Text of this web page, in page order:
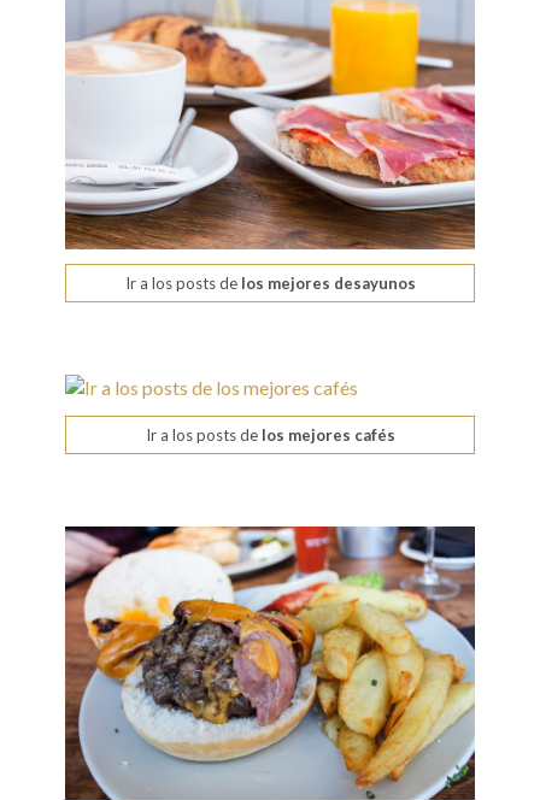
Ir a los posts delos mejores desayunos
Ir a los posts delos mejores cafés